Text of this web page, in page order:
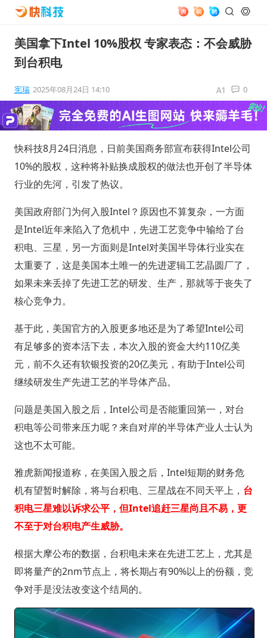
美国拿下Intel 10%股权 专家表态：不会威胁
到台积电
宪瑞 2025年08月24日 14:10 0
快科技8月24日消息，日前美国商务部宣布获得Intel公司
10%的股权，这种将补贴换成股权的做法也开创了半导体
行业的先河，引发了热议。
美国政府部门为何入股Intel？原因也不算复杂，一方面
是Intel近年来陷入了危机中，先进工艺竞争中输给了台
积电、三星，另一方面则是Intel对美国半导体行业实在
太重要了，这是美国本土唯一的先进逻辑工艺晶圆厂了，
如果未来丢掉了先进工艺的研发、生产，那就等于丧失了
核心竞争力。
基于此，美国官方的入股更多地还是为了希望Intel公司
有足够多的资本活下去，本次入股的资金大约110亿美
元，前不久还有软银投资的20亿美元，有助于Intel公司
继续研发生产先进工艺的半导体产品。
问题是美国入股之后，Intel公司是否能重回第一，对台
积电等公司带来压力呢？来自对岸的半导体产业人士认为
这也不太可能。
雅虎新闻报道称，在美国入股之后，Intel短期的财务危
机有望暂时解除，将与台积电、三星战在不同天平上， 台
积电三星难以诉求公平，但Intel追赶三星尚且不易，更
不至于对台积电产生威胁。
根据大摩公布的数据，台积电未来在先进工艺上，尤其是
即将量产的2nm节点上，将长期占有90%以上的份额，竞
争对手是没法改变这个结局的。